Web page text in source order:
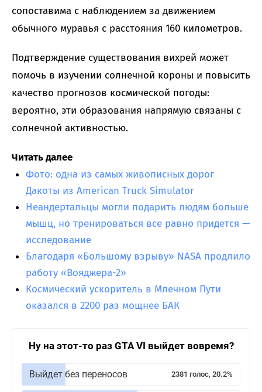
сопоставима с наблюдением за движением
обычного муравья с расстояния 160 километров.
Подтверждение существования вихрей может
помочь в изучении солнечной короны и повысить
качество прогнозов космической погоды:
вероятно, эти образования напрямую связаны с
солнечной активностью.
Читать далее
Фото: одна из самых живописных дорог
Дакоты из American Truck Simulator
Неандертальцы могли подарить людям больше
мышц, но тренироваться все равно придется —
исследование
Благодаря «Большому взрыву» NASA продлило
работу «Вояджера-2»
Космический ускоритель в Млечном Пути
оказался в 2200 раз мощнее БАК
Ну на этот-то раз GTA VI выйдет вовремя?
Выйдет без переносов 2381 голос, 20.2%